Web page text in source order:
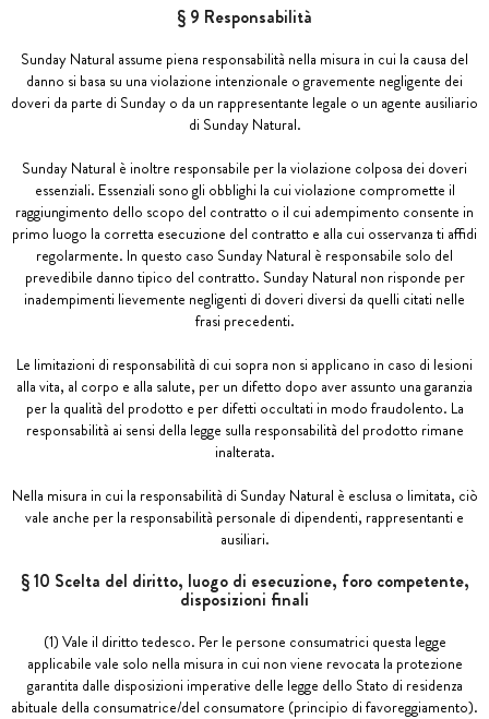
§ 9 Responsabilità
Sunday Natural assume piena responsabilità nella misura in cui la causa del
danno si basa su una violazione intenzionale o gravemente negligente dei
doveri da parte di Sunday o da un rappresentante legale o un agente ausiliario
di Sunday Natural.
Sunday Natural è inoltre responsabile per la violazione colposa dei doveri
essenziali. Essenziali sono gli obblighi la cui violazione compromette il
raggiungimento dello scopo del contratto o il cui adempimento consente in
primo luogo la corretta esecuzione del contratto e alla cui osservanza ti affidi
regolarmente. In questo caso Sunday Natural è responsabile solo del
prevedibile danno tipico del contratto. Sunday Natural non risponde per
inadempimenti lievemente negligenti di doveri diversi da quelli citati nelle
frasi precedenti.
Le limitazioni di responsabilità di cui sopra non si applicano in caso di lesioni
alla vita, al corpo e alla salute, per un difetto dopo aver assunto una garanzia
per la qualità del prodotto e per difetti occultati in modo fraudolento. La
responsabilità ai sensi della legge sulla responsabilità del prodotto rimane
inalterata.
Nella misura in cui la responsabilità di Sunday Natural è esclusa o limitata, ciò
vale anche per la responsabilità personale di dipendenti, rappresentanti e
ausiliari.
§ 10 Scelta del diritto, luogo di esecuzione, foro competente,
disposizioni finali
(1) Vale il diritto tedesco. Per le persone consumatrici questa legge
applicabile vale solo nella misura in cui non viene revocata la protezione
garantita dalle disposizioni imperative delle legge dello Stato di residenza
abituale della consumatrice/del consumatore (principio di favoreggiamento).